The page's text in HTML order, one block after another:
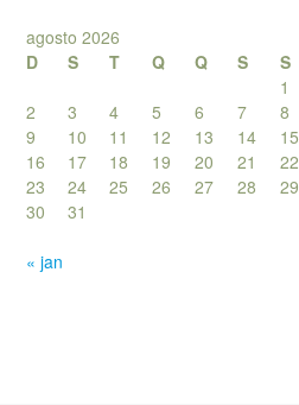
agosto 2026
D
S T Q Q S
S
1
2
3 4 5 6 7
8
9
10 11 12 13 14
15
16
17 18 19 20 21
22
23
24 25 26 27 28
29
30
31
« jan